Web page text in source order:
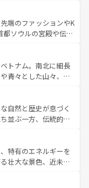
、サーフィンやダイ
好きにはたまらな
分に味わいつくそ
部など、都市の喧騒
る人に新しい発見と
い台湾の食文化も魅
ラエティ豊かな料理
は コンテンツ一覧を参
端のファッションやK
ソウルの宮殿や伝統
然美を楽しむことが
のストリートフード
る。夜には、韓国な
魅力を心ゆくまで味
着の韓国情報はコンテンツ一
トナム。南北に細長
青々とした山々、世
イの古い町並みやホ
も、独特の雰囲気を
豊かさとおいしさで
コーヒーなどは、ぜ
てもあたたかい人々
忘れられない旅にな
自然と歴史が息づく
並ぶ一方、伝統的な
ンマイなどの山岳地
ットやクラビの美し
ができる。タイ料理
節にも異なる楽しみ
特有のエネルギーを
壮大な景色、近未来
光スポットが密集し